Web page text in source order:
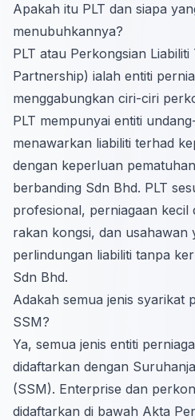
Apakah itu PLT dan siapa
menubuhkannya?
PLT atau Perkongsian
Partnership) ialah entiti
menggabungkan ciri-ciri
PLT mempunyai entiti
menawarkan liabiliti terhad
dengan keperluan
berbanding Sdn Bhd. PLT
profesional, perniagaan kecil
rakan kongsi, dan usahawan
perlindungan liabiliti tanpa
Sdn Bhd.
Adakah semua jenis syarikat
SSM?
Ya, semua jenis entiti
didaftarkan dengan
(SSM). Enterprise dan
didaftarkan di bawah Akta